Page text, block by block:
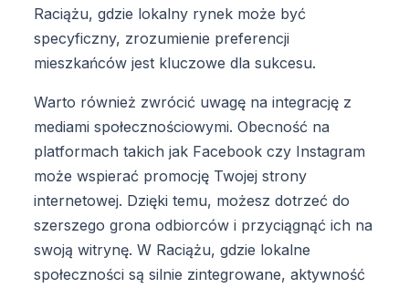
Raciążu, gdzie lokalny rynek może być
specyficzny, zrozumienie preferencji
mieszkańców jest kluczowe dla sukcesu.
Warto również zwrócić uwagę na integrację z
mediami społecznościowymi. Obecność na
platformach takich jak Facebook czy Instagram
może wspierać promocję Twojej strony
internetowej. Dzięki temu, możesz dotrzeć do
szerszego grona odbiorców i przyciągnąć ich na
swoją witrynę. W Raciążu, gdzie lokalne
społeczności są silnie zintegrowane, aktywność